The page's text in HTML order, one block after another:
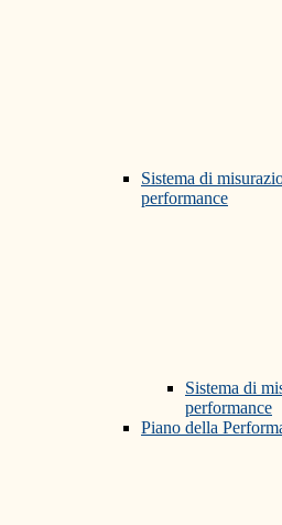
Sistema di
performance
Sistema di
performance
Piano della